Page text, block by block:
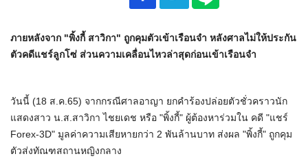
ภายหลังจาก "พิ้งกี้ สาวิกา" ถูกคุมตัวเข้าเรือนจำ หลังศาลไม่ให้ประกัน
ตัวคดีแชร์ลูกโซ่ ส่วนความเคลื่อนไหวล่าสุดก่อนเข้าเรือนจำ
วันนี้ (18 ส.ค.65) จากกรณีศาลอาญา ยกคำร้องปล่อยตัวชั่วคราวนัก
แสดงสาว น.ส.สาวิกา ไชยเดช หรือ "พิ้งกี้" ผู้ต้องหาร่วมใน คดี "แชร์
Forex-3D" มูลค่าความเสียหายกว่า 2 พันล้านบาท ส่งผล "พิ้งกี้" ถูกคุม
ตัวส่งทัณฑสถานหญิงกลาง